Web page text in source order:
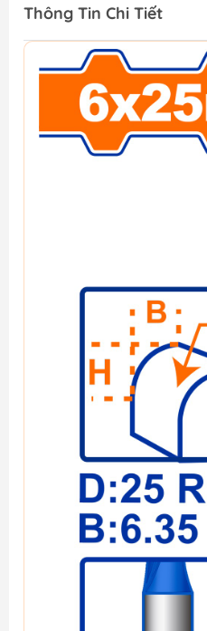
Thông Tin Chi Tiết